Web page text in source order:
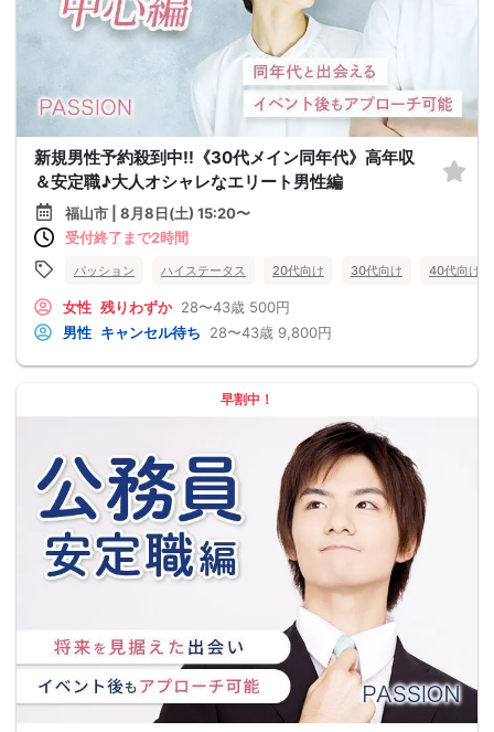
新規男性予約殺到中!!《30代メイン同年代》高年収
＆安定職♪大人オシャレなエリート男性編
福山市 | 8月8日(土) 15:20〜
受付終了まで2時間
パッション ハイステータス 20代向け 30代向け 40代向け
女性 残りわずか 28〜43歳 500円
男性 キャンセル待ち 28〜43歳 9,800円
早割中！